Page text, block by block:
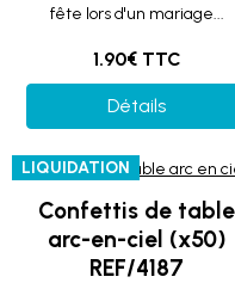
fête lors d'un mariage...
1.90€ TTC
Détails
LIQUIDATION
Confettis de table
arc-en-ciel (x50)
REF/4187